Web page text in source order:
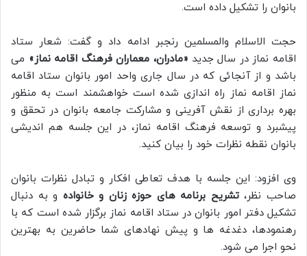
بانوان را تشکیل داده است.
حجت الاسلام والمسلمین رنجبر ادامه داد و گفت: شعار ستاد
اقامه نماز در سال جدید «مادران، معماران فرهنگ اقامه نماز» می
باشد و از آنجائی که در سال جاری واحد امور بانوان ستاد اقامه
نماز اقامه نماز راه اندازی شده است خواهشمند است به منظور
بهره برداری از نقش آفرینی و مشارکت جامعه بانوان در تحقق و
پیشبرد و توسعه فرهنگ اقامه نماز، در این جلسه هم اندیشی
بانوان نقطه نظرات خود را بیان کنید.
وی افزود: این جلسه با هدف تعاطی افکار و تبادل نظرات بانوان
صاحب نظر،تشریح برنامه های حوزه زنان و خانواده و به دنبال
تشکیل دفتر امور بانوان در ستاد اقامه نماز برگزار شده است که با
رهنمودها، دغدغه ها و پیش نهادهای شما حاضرین به بهترین
نحو اجرا می شود.